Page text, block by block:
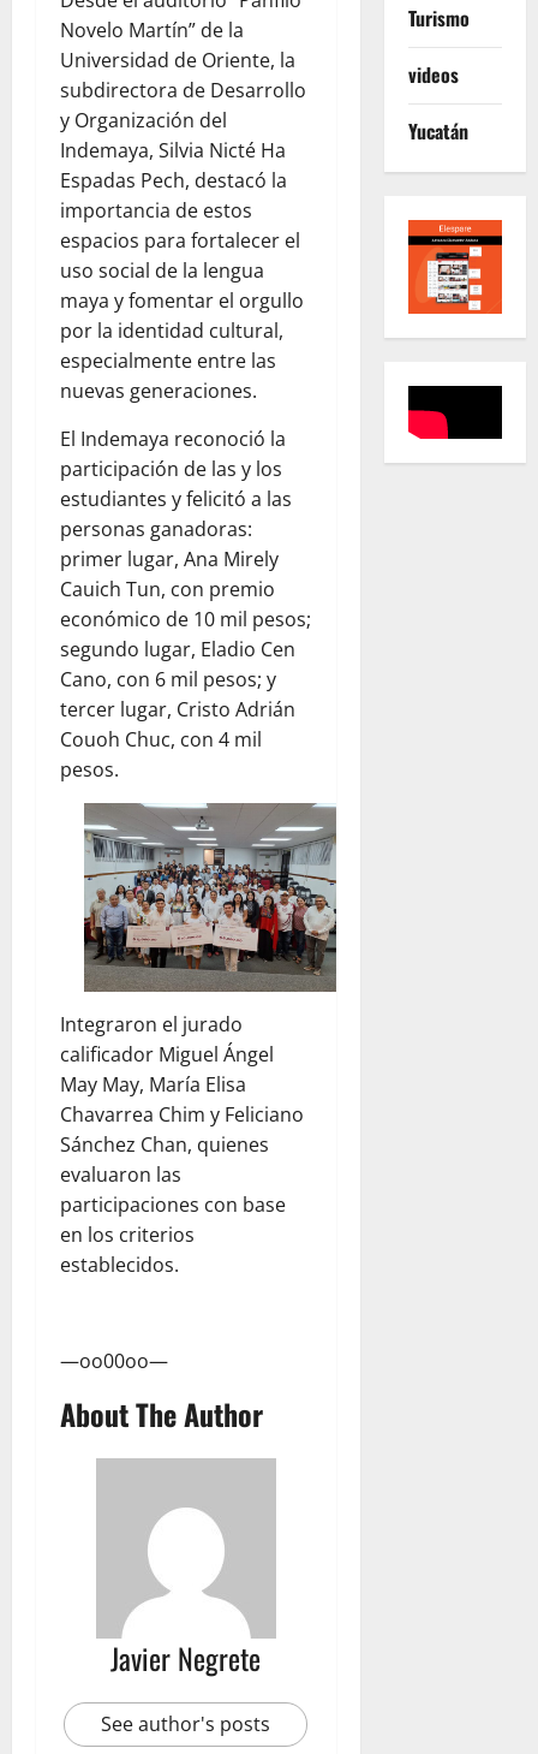
Novelo Martín” de la
Universidad de Oriente, la
subdirectora de Desarrollo
y Organización del
Indemaya, Silvia Nicté Ha
Espadas Pech, destacó la
importancia de estos
espacios para fortalecer el
uso social de la lengua
maya y fomentar el orgullo
por la identidad cultural,
especialmente entre las
nuevas generaciones.
El Indemaya reconoció la
participación de las y los
estudiantes y felicitó a las
personas ganadoras:
primer lugar, Ana Mirely
Cauich Tun, con premio
económico de 10 mil pesos;
segundo lugar, Eladio Cen
Cano, con 6 mil pesos; y
tercer lugar, Cristo Adrián
Couoh Chuc, con 4 mil
pesos.
Integraron el jurado
calificador Miguel Ángel
May May, María Elisa
Chavarrea Chim y Feliciano
Sánchez Chan, quienes
evaluaron las
participaciones con base
en los criterios
establecidos.
—oo00oo—
About The Author
Javier Negrete
See author's posts
Turismo
videos
Yucatán